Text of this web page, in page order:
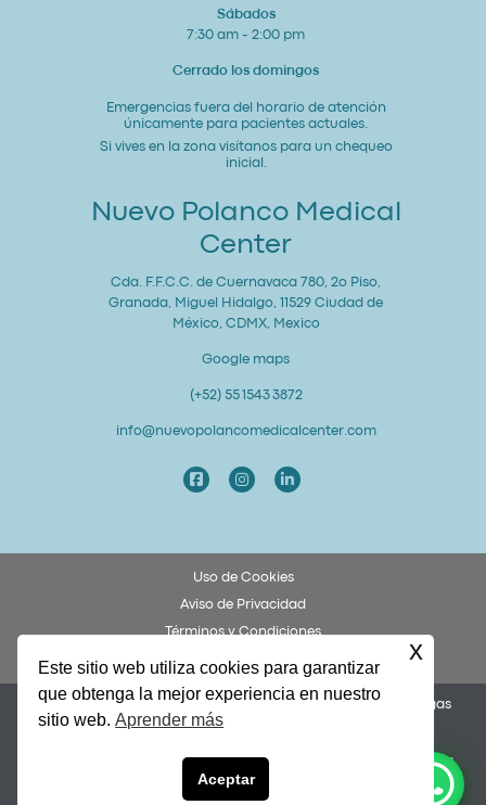
Sábados
7:30 am - 2:00 pm
Cerrado los domingos
Emergencias fuera del horario de atención
únicamente para pacientes actuales.
Si vives en la zona visítanos para un chequeo
inicial.
Nuevo Polanco Medical
Center
Cda. F.F.C.C. de Cuernavaca 780, 2o Piso,
Granada, Miguel Hidalgo, 11529 Ciudad de
México, CDMX, Mexico
Google maps
(+52) 55 1543 3872
info@nuevopolancomedicalcenter.com
Uso de Cookies
Aviso de Privacidad
Términos y Condiciones
Derechos y Obligaciones del Paciente
Permiso COFEPRIS 253300201A0049. Dr. Federico Ulises Villegas
García, Cédula 8873972.
Nuevo Polanco Medical Center y Alto Grado Lab Dental son una
unidad de negocio de Rive Energy Asociados S.A. de C.V. |
altogradolabdental.com
Este sitio web utiliza cookies para garantizar
que obtenga la mejor experiencia en nuestro
sitio web.Aprender más
Aceptar
x